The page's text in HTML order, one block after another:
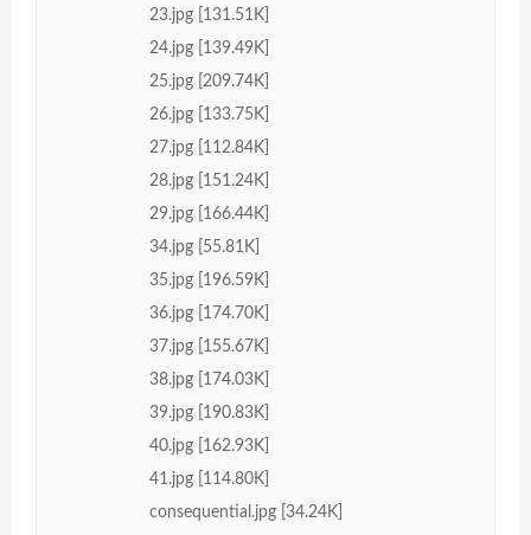
23.jpg [131.51K]
24.jpg [139.49K]
25.jpg [209.74K]
26.jpg [133.75K]
27.jpg [112.84K]
28.jpg [151.24K]
29.jpg [166.44K]
34.jpg [55.81K]
35.jpg [196.59K]
36.jpg [174.70K]
37.jpg [155.67K]
38.jpg [174.03K]
39.jpg [190.83K]
40.jpg [162.93K]
41.jpg [114.80K]
consequential.jpg [34.24K]